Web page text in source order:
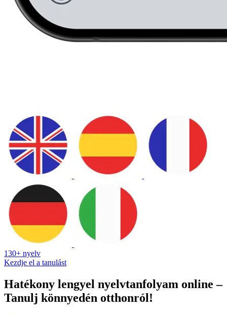
130+ nyelv
Kezdje el a tanulást
Hatékony lengyel nyelvtanfolyam online –
Tanulj könnyedén otthonról!